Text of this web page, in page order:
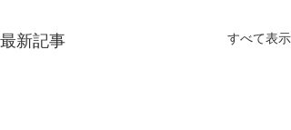
最新記事 すべて表示